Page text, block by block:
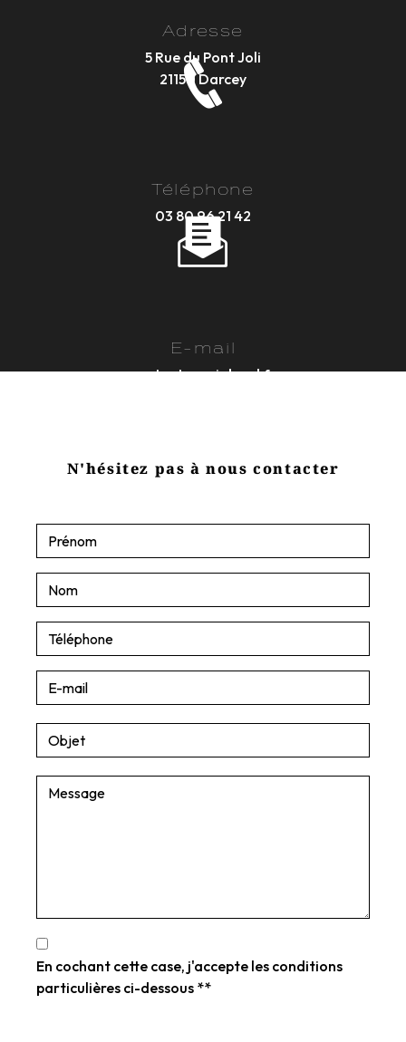
Adresse
5 Rue du Pont Joli
21150 Darcey
Téléphone
03 80 96 21 42
E-mail
contact@sasjobard.fr
N'hésitez pas à nous contacter
En cochant cette case, j'accepte les conditions
particulières ci-dessous **